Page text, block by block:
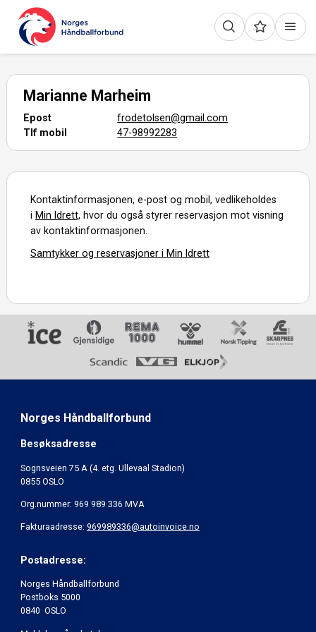
Marianne Marheim
Epost
frodetolsen@gmail.com
Tlf mobil
47-98992283
Kontaktinformasjonen, e-post og mobil, vedlikeholdes
i Min Idrett, hvor du også styrer reservasjon mot visning
av kontaktinformasjonen.
Samtykker og reservasjoner i Min Idrett
Norges Håndballforbund
Besøksadresse
Sognsveien 75 A (4. etg. Ullevaal Stadion)
0855 OSLO
Org.nummer: 969 989 336 MVA
Fakturaadresse: 969989336@autoinvoice.no
Postadresse:
Norges Håndballforbund
Postboks 5000
0840 OSLO